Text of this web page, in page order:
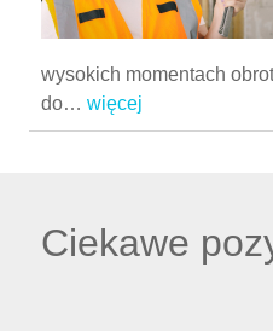
wysokich momentach
do… więcej
Ciekawe